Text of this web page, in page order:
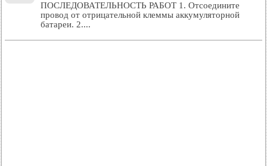
ПОСЛЕДОВАТЕЛЬНОСТЬ РАБОТ 1. Отсоедините
провод от отрицательной клеммы аккумуляторной
батареи. 2....